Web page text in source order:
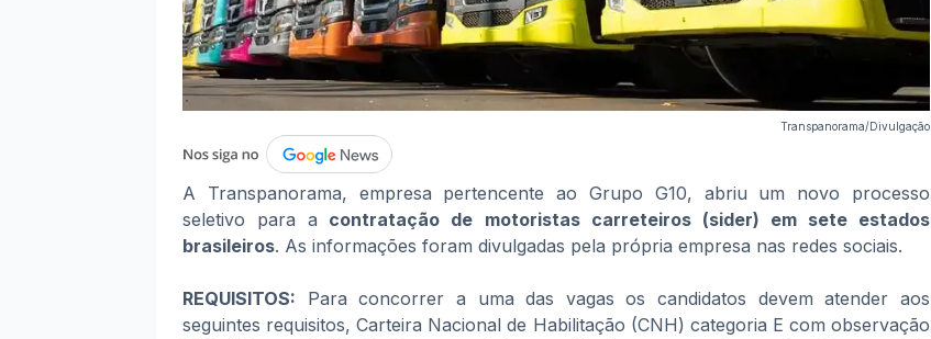
Transpanorama/Divulgação
A Transpanorama, empresa pertencente ao Grupo G10, abriu um novo processo
seletivo para a contratação de motoristas carreteiros (sider) em sete estados
brasileiros. As informações foram divulgadas pela própria empresa nas redes sociais.
REQUISITOS: Para concorrer a uma das vagas os candidatos devem atender aos
seguintes requisitos, Carteira Nacional de Habilitação (CNH) categoria E com observação